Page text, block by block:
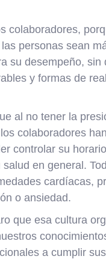
colaboradores,
personas sean
su desempeño, sin
y formas de
al no tener la
colaboradores
controlar su
en general.
cardíacas,
o ansiedad.
que esa cultura
a cumplir